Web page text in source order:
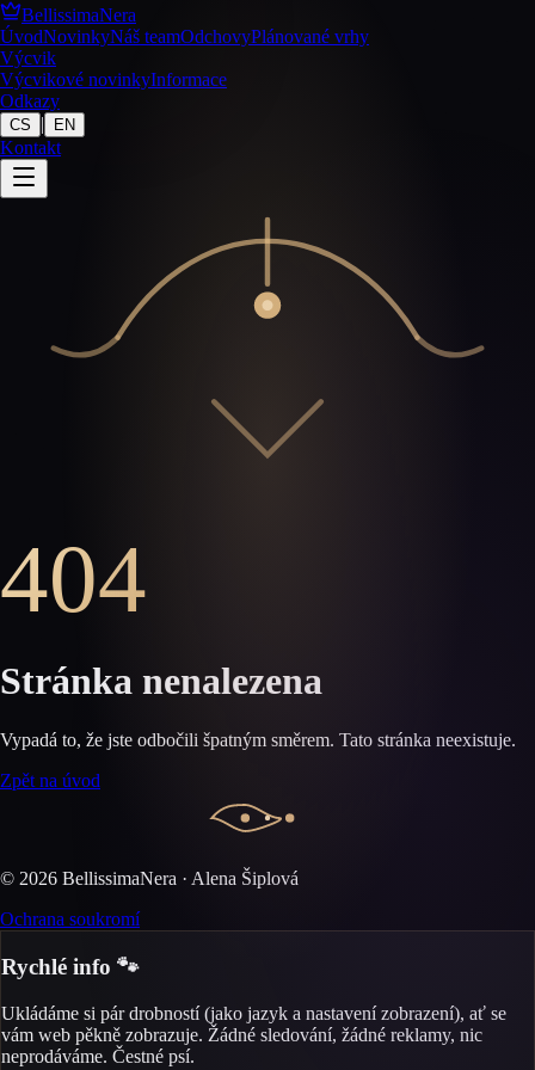
BellissimaNera
ÚvodNovinkyNáš teamOdchovyPlánované vrhy
Výcvik
Výcvikové novinkyInformace
Odkazy
CS | EN
Kontakt
404
Stránka nenalezena
Vypadá to, že jste odbočili špatným směrem. Tato stránka neexistuje.
Zpět na úvod
© 2026 BellissimaNera · Alena Šiplová
Ochrana soukromí
Rychlé info 🐾
Ukládáme si pár drobností (jako jazyk a nastavení zobrazení), ať se
vám web pěkně zobrazuje. Žádné sledování, žádné reklamy, nic
neprodáváme. Čestné psí.